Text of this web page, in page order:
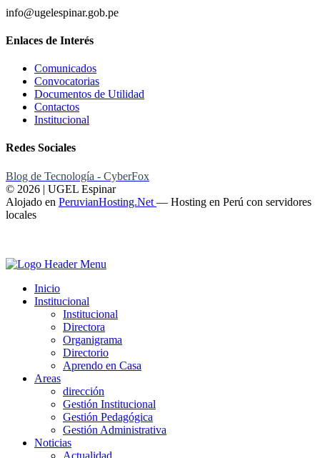
info@ugelespinar.gob.pe
Enlaces de Interés
Comunicados
Convocatorias
Documentos de Utilidad
Contactos
Institucional
Redes Sociales
Blog de Tecnología - CyberFox
© 2026 | UGEL Espinar
Alojado en PeruvianHosting.Net — Hosting en Perú con servidores
locales
Inicio
Institucional
Institucional
Directora
Organigrama
Directorio
Aprendo en Casa
Areas
dirección
Gestión Institucional
Gestión Pedagógica
Gestión Administrativa
Noticias
Actualidad